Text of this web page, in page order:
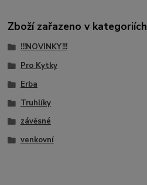
Zboží zařazeno v kategoriích
!!!NOVINKY!!!
Pro Kytky
Erba
Truhlíky
závěsné
venkovní